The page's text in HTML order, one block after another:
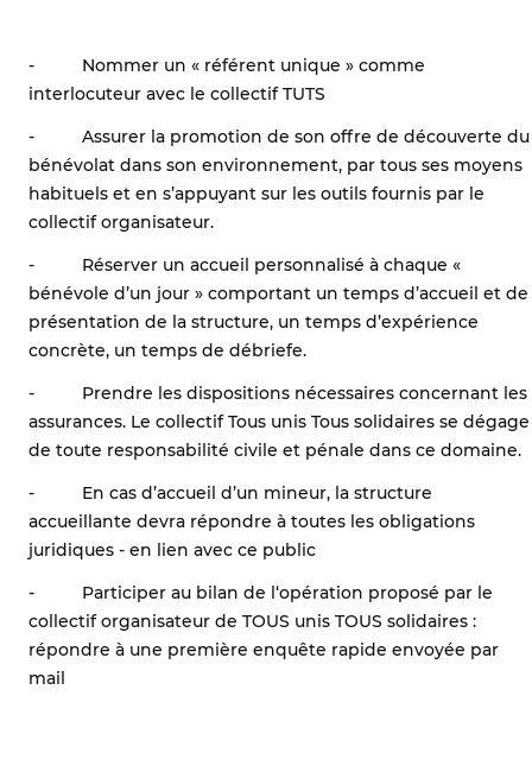
- Nommer un « référent unique » comme
interlocuteur avec le collectif TUTS
- Assurer la promotion de son offre de découverte du
bénévolat dans son environnement, par tous ses moyens
habituels et en s’appuyant sur les outils fournis par le
collectif organisateur.
- Réserver un accueil personnalisé à chaque «
bénévole d’un jour » comportant un temps d’accueil et de
présentation de la structure, un temps d’expérience
concrète, un temps de débriefe.
- Prendre les dispositions nécessaires concernant les
assurances. Le collectif Tous unis Tous solidaires se dégage
de toute responsabilité civile et pénale dans ce domaine.
- En cas d’accueil d’un mineur, la structure
accueillante devra répondre à toutes les obligations
juridiques - en lien avec ce public
- Participer au bilan de l‘opération proposé par le
collectif organisateur de TOUS unis TOUS solidaires :
répondre à une première enquête rapide envoyée par
mail